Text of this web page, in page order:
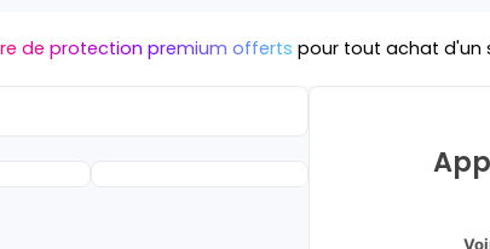
de protection premium offerts pour tout achat d'un